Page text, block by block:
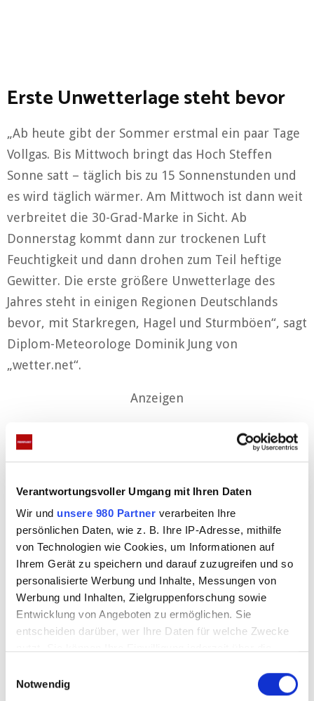
Verantwortungsvoller Umgang mit Ihren Daten
Wir und unsere 980 Partner verarbeiten Ihre
persönlichen Daten, wie z. B. Ihre IP-Adresse, mithilfe
von Technologien wie Cookies, um Informationen auf
Ihrem Gerät zu speichern und darauf zuzugreifen und so
personalisierte Werbung und Inhalte, Messungen von
Werbung und Inhalten, Zielgruppenforschung sowie
Entwicklung von Angeboten zu ermöglichen. Sie
entscheiden darüber, wer Ihre Daten für welche Zwecke
Trigger Symbol ändern oder widerrufen
Notwendig
Erste Unwetterlage steht bevor
„Ab heute gibt der Sommer erstmal ein paar Tage
Vollgas. Bis Mittwoch bringt das Hoch Steffen
Sonne satt – täglich bis zu 15 Sonnenstunden und
es wird täglich wärmer. Am Mittwoch ist dann weit
verbreitet die 30-Grad-Marke in Sicht. Ab
Donnerstag kommt dann zur trockenen Luft
Feuchtigkeit und dann drohen zum Teil heftige
Gewitter. Die erste größere Unwetterlage des
Jahres steht in einigen Regionen Deutschlands
bevor, mit Starkregen, Hagel und Sturmböen“, sagt
Diplom-Meteorologe Dominik Jung von
„wetter.net“.
Anzeigen
So geht es in den nächsten Tagen
weiter
Mittwoch:23 bis 31 Grad, erst sonnig und
Donnerstag:
20 bis 29 Grad, schwül-warm teils